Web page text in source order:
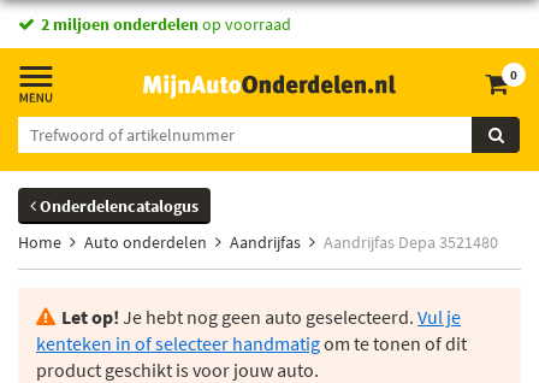
2 miljoen onderdelenop voorraad
0
Onderdelencatalogus
Home
Auto onderdelen Aandrijfas Aandrijfas Depa 3521480
Let op! Je hebt nog geen auto geselecteerd. Vul je
kenteken in of selecteer handmatigom te tonen of dit
product geschikt is voor jouw auto.